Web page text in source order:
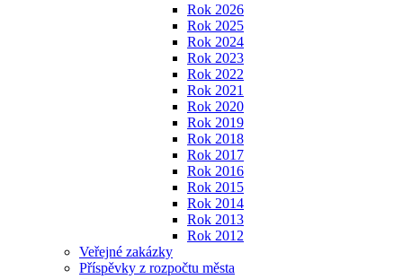
Rok 2026
Rok 2025
Rok 2024
Rok 2023
Rok 2022
Rok 2021
Rok 2020
Rok 2019
Rok 2018
Rok 2017
Rok 2016
Rok 2015
Rok 2014
Rok 2013
Rok 2012
Veřejné zakázky
Příspěvky z rozpočtu města